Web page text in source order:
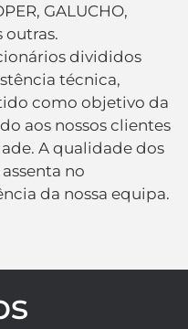
GALUCHO,
outras.
divididos
técnica,
como objetivo da
aos nossos clientes
A qualidade dos
no
da nossa equipa.